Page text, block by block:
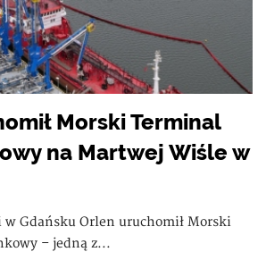
Morski Terminal
na Martwej Wiśle w
Gdańsku Orlen uruchomił Morski
– jedną z...